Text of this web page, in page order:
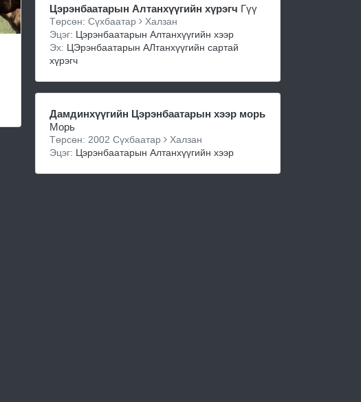
Цэрэнбаатарын Алтанхүүгийн хүрэгч Гүү
Төрсөн: Сүхбаатар
Халзан
Эцэг: Цэрэнбаатарын Алтанхүүгийн хээр
Эх: ЦЭрэнбаатарын АЛтанхүүгийн сартай
хүрэгч
Дамдинхүүгийн Цэрэнбаатарын хээр морь
Морь
Төрсөн: 2002 Сүхбаатар
Халзан
Эцэг: Цэрэнбаатарын Алтанхүүгийн хээр